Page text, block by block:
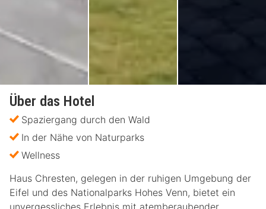
Über das Hotel
Spaziergang durch den Wald
In der Nähe von Naturparks
Wellness
Haus Chresten, gelegen in der ruhigen Umgebung der
Eifel und des Nationalparks Hohes Venn, bietet ein